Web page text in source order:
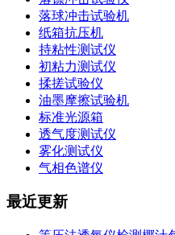
落球冲击试验机
纸箱抗压机
持粘性测试仪
初粘力测试仪
揉搓试验仪
油墨摩擦试验机
标准光源箱
透气度测试仪
雾化测试仪
气相色谱仪
最近更新